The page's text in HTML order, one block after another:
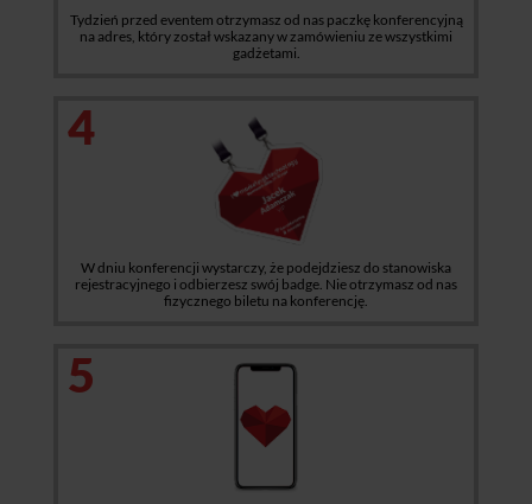
Tydzień przed eventem otrzymasz od nas paczkę konferencyjną
na adres, który został wskazany w zamówieniu ze wszystkimi
gadżetami.
4
W dniu konferencji wystarczy, że podejdziesz do stanowiska
rejestracyjnego i odbierzesz swój badge. Nie otrzymasz od nas
fizycznego biletu na konferencję.
5